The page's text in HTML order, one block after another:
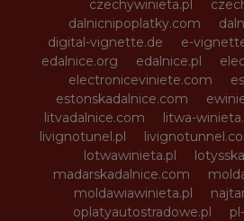
czechywinieta.pl
dalnicnipoplatky.com
digital-vignette.de
e-
edalnice.org
edalnice.pl
electroniceviniete.com
estonskadalnice.com
litvadalnice.com
litwa-
livignotunel.pl
lotwawinieta.pl
madarskadalnice.com
moldawiawinieta.pl
oplatyautostradowe.pl